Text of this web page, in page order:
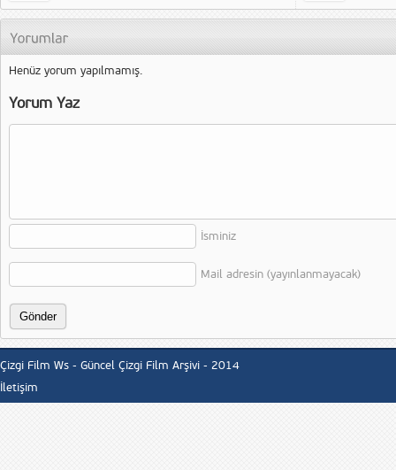
Henüz yorum yapılmamış.
Yorum Yaz
İsminiz
Mail adresin (yayınlanmayacak)
Çizgi Film Ws - Güncel Çizgi Film Arşivi - 2014
İletişim